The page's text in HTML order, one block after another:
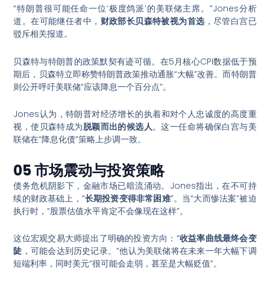
“特朗普很可能任命一位‘极度鸽派’的美联储主席。”Jones分析
道。在可能继任者中， 财政部长贝森特被视为首选，尽管白宫已
驳斥相关报道。
贝森特与特朗普的政策默契有迹可循。在5月核心CPI数据低于预
期后，贝森特立即称赞特朗普政策推动通胀“大幅”改善。而特朗普
则公开呼吁美联储“应该降息一个百分点”。
Jones认为，特朗普对经济增长的执着和对个人忠诚度的高度重
视，使贝森特成为脱颖而出的候选人。这一任命将确保白宫与美
联储在“降息化债”策略上步调一致。
05 市场震动与投资策略
债务危机阴影下，金融市场已暗流涌动。Jones指出，在不可持
续的财政基础上，“长期投资变得非常困难”。当“大而惨法案”被迫
执行时，“股票估值水平肯定不会像现在这样”。
这位宏观交易大师提出了明确的投资方向：“收益率曲线最终会变
陡 ，可能会达到历史记录。”他认为美联储将在未来一年大幅下调
短端利率，同时美元“很可能会走弱，甚至是大幅贬值”。